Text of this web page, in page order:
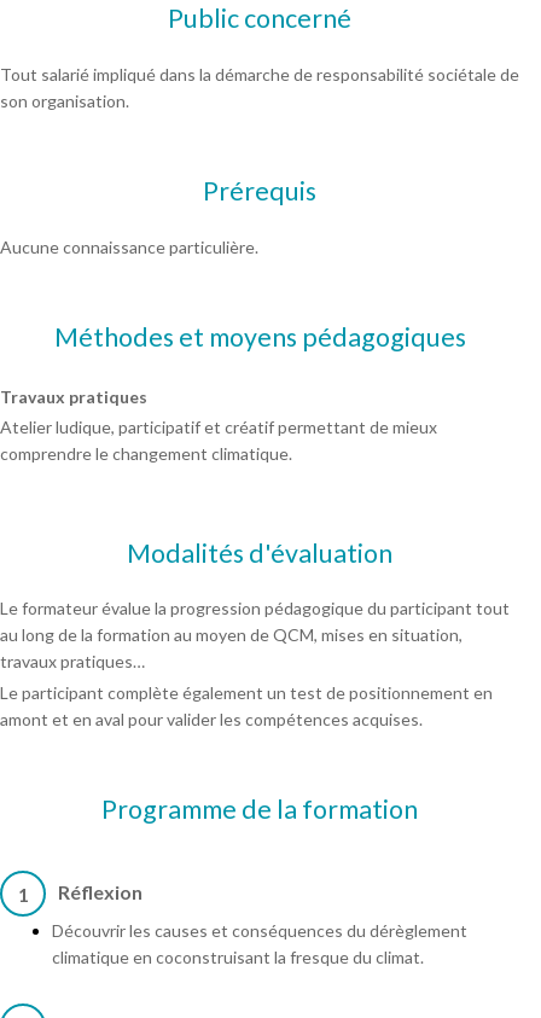
Public concerné
Tout salarié impliqué dans la démarche de responsabilité sociétale de
son organisation.
Prérequis
Aucune connaissance particulière.
Méthodes et moyens pédagogiques
Travaux pratiques
Atelier ludique, participatif et créatif permettant de mieux
comprendre le changement climatique.
Modalités d'évaluation
Le formateur évalue la progression pédagogique du participant tout
au long de la formation au moyen de QCM, mises en situation,
travaux pratiques…
Le participant complète également un test de positionnement en
amont et en aval pour valider les compétences acquises.
Programme de la formation
1 Réflexion
Découvrir les causes et conséquences du dérèglement
climatique en coconstruisant la fresque du climat.